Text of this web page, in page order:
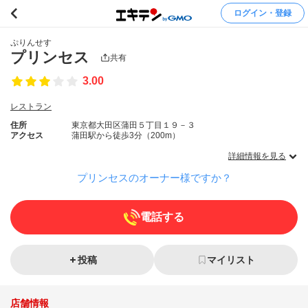
ログイン・登録
ぷりんせす
プリンセス 共有
3.00
レストラン
住所
東京都大田区蒲田５丁目１９－３
アクセス
蒲田駅から徒歩3分（200m）
詳細情報を見る
プリンセスのオーナー様ですか？
電話する
投稿 マイリスト
店舗情報